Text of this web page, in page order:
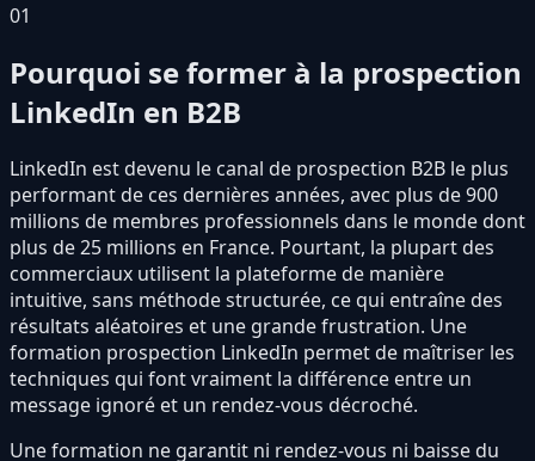
01
Pourquoi se former à la prospection
LinkedIn en B2B
LinkedIn est devenu le canal de prospection B2B le plus
performant de ces dernières années, avec plus de 900
millions de membres professionnels dans le monde dont
plus de 25 millions en France. Pourtant, la plupart des
commerciaux utilisent la plateforme de manière
intuitive, sans méthode structurée, ce qui entraîne des
résultats aléatoires et une grande frustration. Une
formation prospection LinkedIn permet de maîtriser les
techniques qui font vraiment la différence entre un
message ignoré et un rendez-vous décroché.
Une formation ne garantit ni rendez-vous ni baisse du